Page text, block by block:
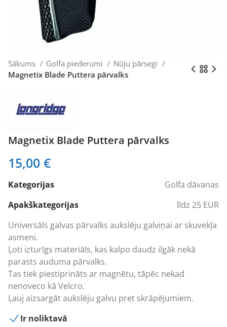
Sākums Golfa piederumi
Nūju pārsegi
Magnetix Blade Puttera pārvalks
Magnetix Blade Puttera pārvalks
15,00 €
Kategorijas
Golfa dāvanas
Apakškategorijas
līdz 25 EUR
Universāls galvas pārvalks aukslēju galviņai ar skuvekļa
asmeni.
Ļoti izturīgs materiāls, kas kalpo daudz ilgāk nekā
parasts auduma pārvalks.
Tas tiek piestiprināts ar magnētu, tāpēc nekad
nenoveco kā Velcro.
Ļauj aizsargāt aukslēju galvu pret skrāpējumiem.
Ir noliktavā